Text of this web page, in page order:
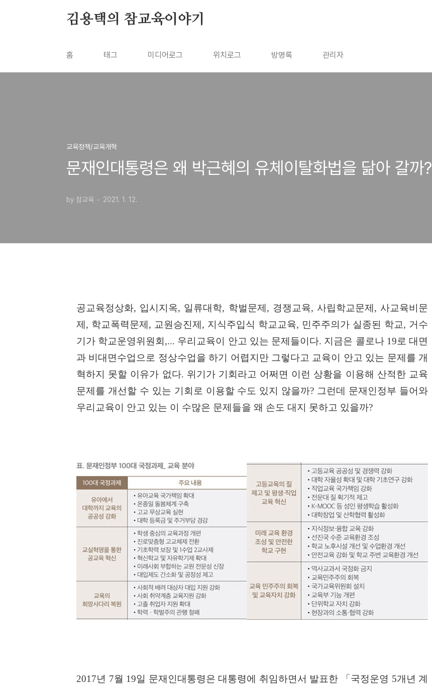
김용택의 참교육이야기
홈 태그 미디어로그 위치로그 방명록 관리자
교육정책/교육개혁
문재인대통령은 왜 박근혜의 유체이탈화법을 닮아 갈까?
by 참교육 2021. 1. 12.
공교육정상화, 입시지옥, 일류대학, 학벌문제 , 경쟁교육, 사립학교문제 , 사교육비문
제 , 학교폭력문제 , 교원승진제 , 지식주입식 학교교육, 민주주의가 실종된 학교, 거수
기가 학교운영위원회 ,... 우리교육이 안고 있는 문제들이다. 지금은 콜로나 19로 대면
과 비대면수업으로 정상수업을 하기 어렵지만 그렇다고 교육이 안고 있는 문제를 개
혁하지 못할 이유가 없다. 위기가 기회라고 어쩌면 이런 상황을 이용해 산적한 교육
문제를 개선할 수 있는 기회로 이용할 수도 있지 않을까? 그런데 문재인정부 들어와
우리교육이 안고 있는 이 수많은 문제들을 왜 손도 대지 못하고 있을까?
2017년 7월 19일 문재인대통령은 대통령에 취임하면서 발표한 「 국정운영 5개년 계